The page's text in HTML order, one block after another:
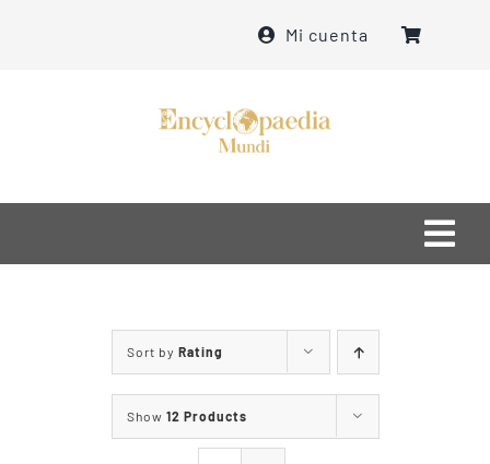
Mi cuenta
մեր մասին
ինչ ենք անում
Sort by Rating
Show 12 Products